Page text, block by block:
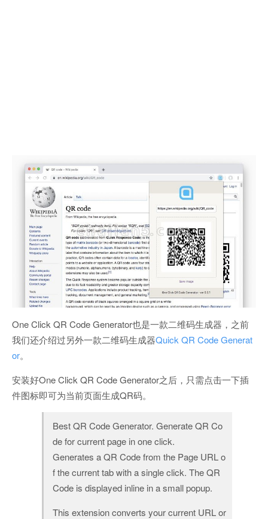
One Click QR Code Generator也是一款二维码生成器，之前
我们还介绍过另外一款二维码生成器Quick QR Code Generat
or。
安装好One Click QR Code Generator之后，只需点击一下插
件图标即可为当前页面生成QR码。
Best QR Code Generator. Generate QR Co
de for current page in one click.
Generates a QR Code from the Page URL o
f the current tab with a single click. The QR
Code is displayed inline in a small popup.
This extension converts your current URL or